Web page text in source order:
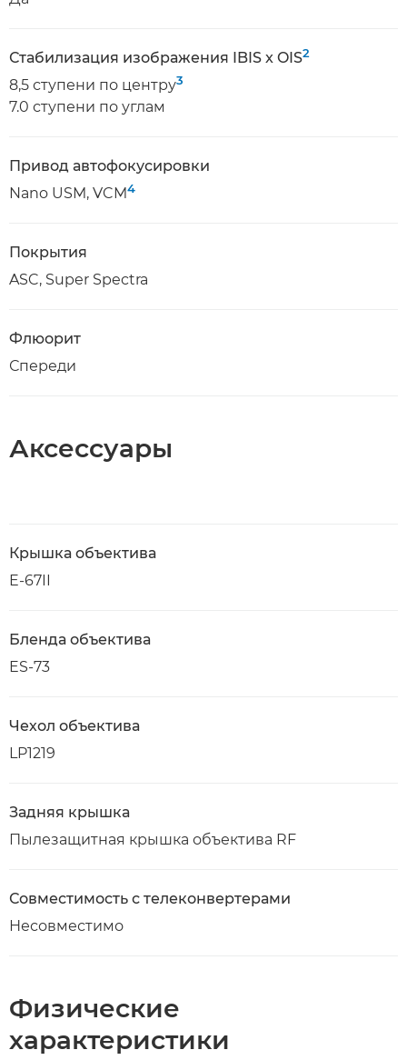
Стабилизация изображения IBIS x OIS2
8,5 ступени по центру3
7.0 ступени по углам
Привод автофокусировки
Nano USM, VCM4
Покрытия
ASC, Super Spectra
Флюорит
Спереди
Аксессуары
Крышка объектива
E-67II
Бленда объектива
ES-73
Чехол объектива
LP1219
Задняя крышка
Пылезащитная крышка объектива RF
Совместимость с телеконвертерами
Несовместимо
Физические
характеристики